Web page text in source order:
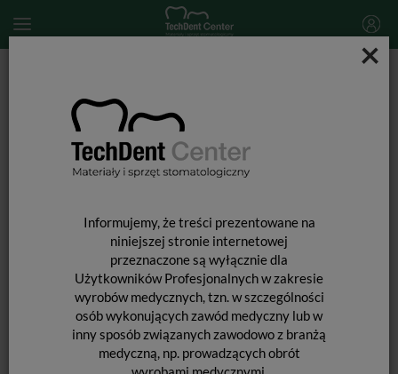
×
Informujemy, że treści prezentowane na
niniejszej stronie internetowej
przeznaczone są wyłącznie dla
Użytkowników Profesjonalnych w zakresie
wyrobów medycznych, tzn. w szczególności
osób wykonujących zawód medyczny lub w
inny sposób związanych zawodowo z branżą
medyczną, np. prowadzących obrót
MATERIAŁY WYPEŁNIENIOWE ŚWIATŁOUTWARDZALNE
Dyract XP / 5 x 0,25g